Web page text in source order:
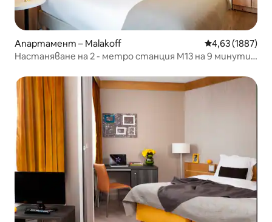
Апартамент – Malakoff Средна
4,63 (1887)
Настаняване на 2 - метро станция M13 на 9 минути